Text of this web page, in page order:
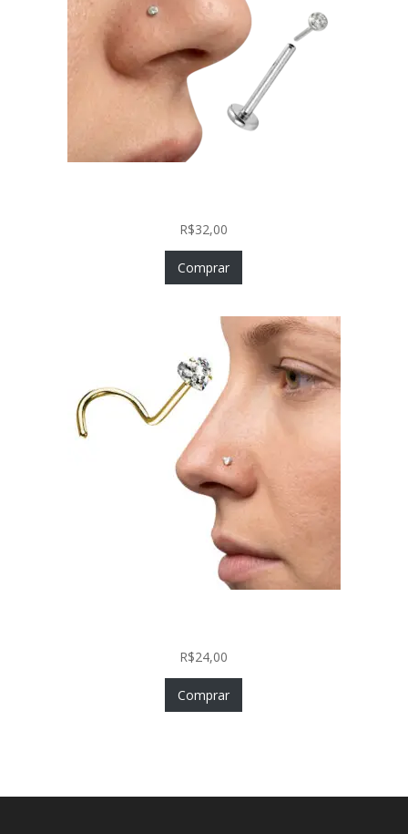
R$32,00
Comprar
R$24,00
Comprar